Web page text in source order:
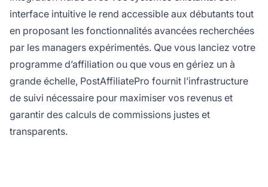
interface intuitive le rend accessible aux débutants tout
en proposant les fonctionnalités avancées recherchées
par les managers expérimentés. Que vous lanciez votre
programme d’affiliation ou que vous en gériez un à
grande échelle, PostAffiliatePro fournit l’infrastructure
de suivi nécessaire pour maximiser vos revenus et
garantir des calculs de commissions justes et
transparents.